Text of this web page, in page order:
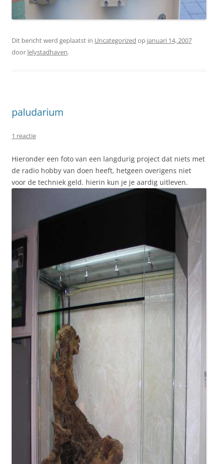
Dit bericht werd geplaatst in Uncategorized op januari 14, 2007
door lelystadhaven.
paludarium
1 reactie
Hieronder een foto van een langdurig project dat niets met
de radio hobby van doen heeft, hetgeen overigens niet
voor de techniek geld. hierin kun je je aardig uitleven.